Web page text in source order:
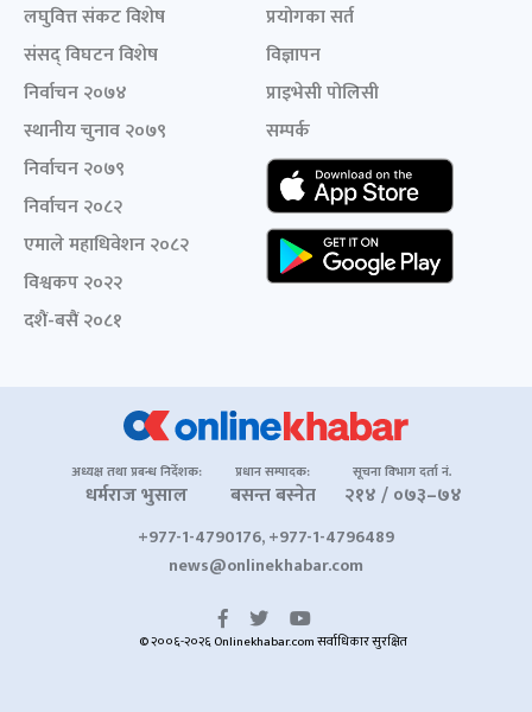
लघुवित्त संकट विशेष
संसद् विघटन विशेष
निर्वाचन २०७४
स्थानीय चुनाव २०७९
निर्वाचन २०७९
निर्वाचन २०८२
एमाले महाधिवेशन २०८२
विश्वकप २०२२
दशैं-बसैं २०८१
प्रयोगका सर्त
विज्ञापन
प्राइभेसी पोलिसी
सम्पर्क
अध्यक्ष तथा प्रबन्ध निर्देशक:
धर्मराज भुसाल
प्रधान सम्पादक:
बसन्त बस्नेत
सूचना विभाग दर्ता नं.
२१४ / ०७३–७४
+977-1-4790176, +977-1-4796489
news@onlinekhabar.com
© २००६-२०२६ Onlinekhabar.com सर्वाधिकार सुरक्षित